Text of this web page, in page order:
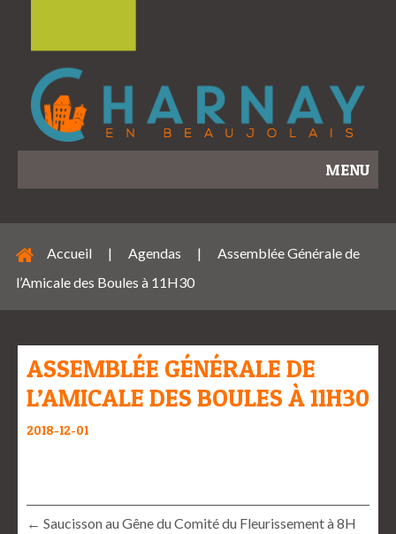
MENU
Accueil | Agendas |
Assemblée Générale de
l’Amicale des Boules à 11H30
ASSEMBLÉE GÉNÉRALE DE
L’AMICALE DES BOULES À 11H30
2018-12-01
← Saucisson au Gêne du Comité du Fleurissement à 8H